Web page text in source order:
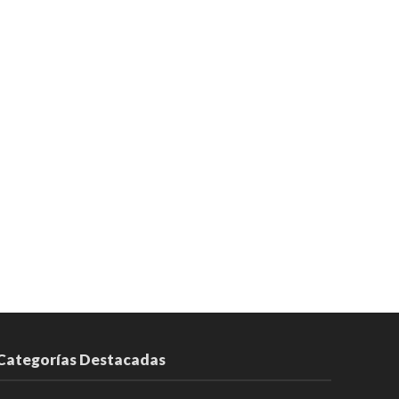
Destacadas